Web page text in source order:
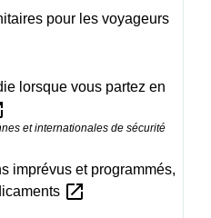
pour les voyageurs
lorsque vous partez en
et internationales de sécurité
imprévus et programmés,
open_in_new